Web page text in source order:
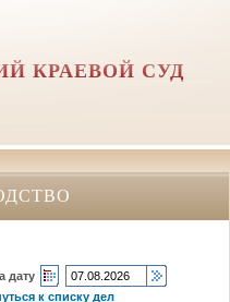
КРАЕВОЙ СУД
дату
к списку дел